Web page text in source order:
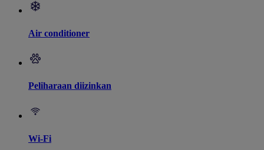
Air conditioner
Peliharaan diizinkan
Wi-Fi